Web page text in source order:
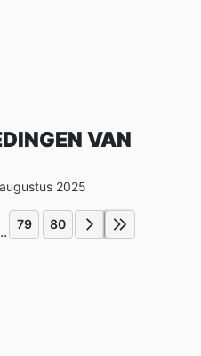
VAN
2025
79 80